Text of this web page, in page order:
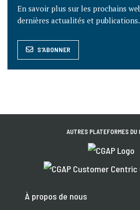
En savoir plus sur les prochains
dernières actualités et publications.
S'ABONNER
AUTRES PLATEFORMES DU
À propos de nous